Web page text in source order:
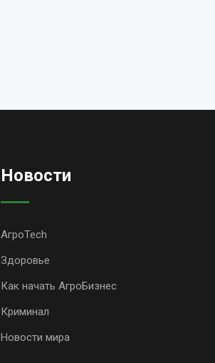
Новости
АгроTech
Здоровье
Как начать АгроБизнес
Криминал
Новости мира